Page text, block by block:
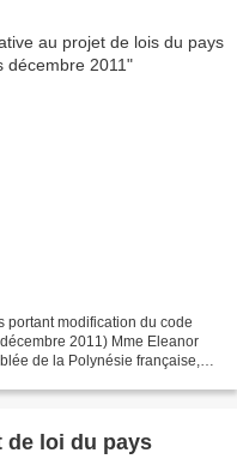
portant modification du code
2011) Mme Eleanor
de la Polynésie française,
de loi du pays